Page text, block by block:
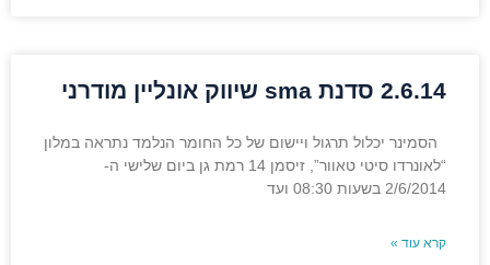
2.6.14 סדנת sma שיווק אונליין מודרני
הסמינר יכלול תרגול ויישום של כל החומר הנלמד נתראה במלון
“לאונרדו סיטי טאוור”, זיסמן 14 רמת גן ביום שלישי ה-
2/6/2014 בשעות 08:30 ועד
קרא עוד »